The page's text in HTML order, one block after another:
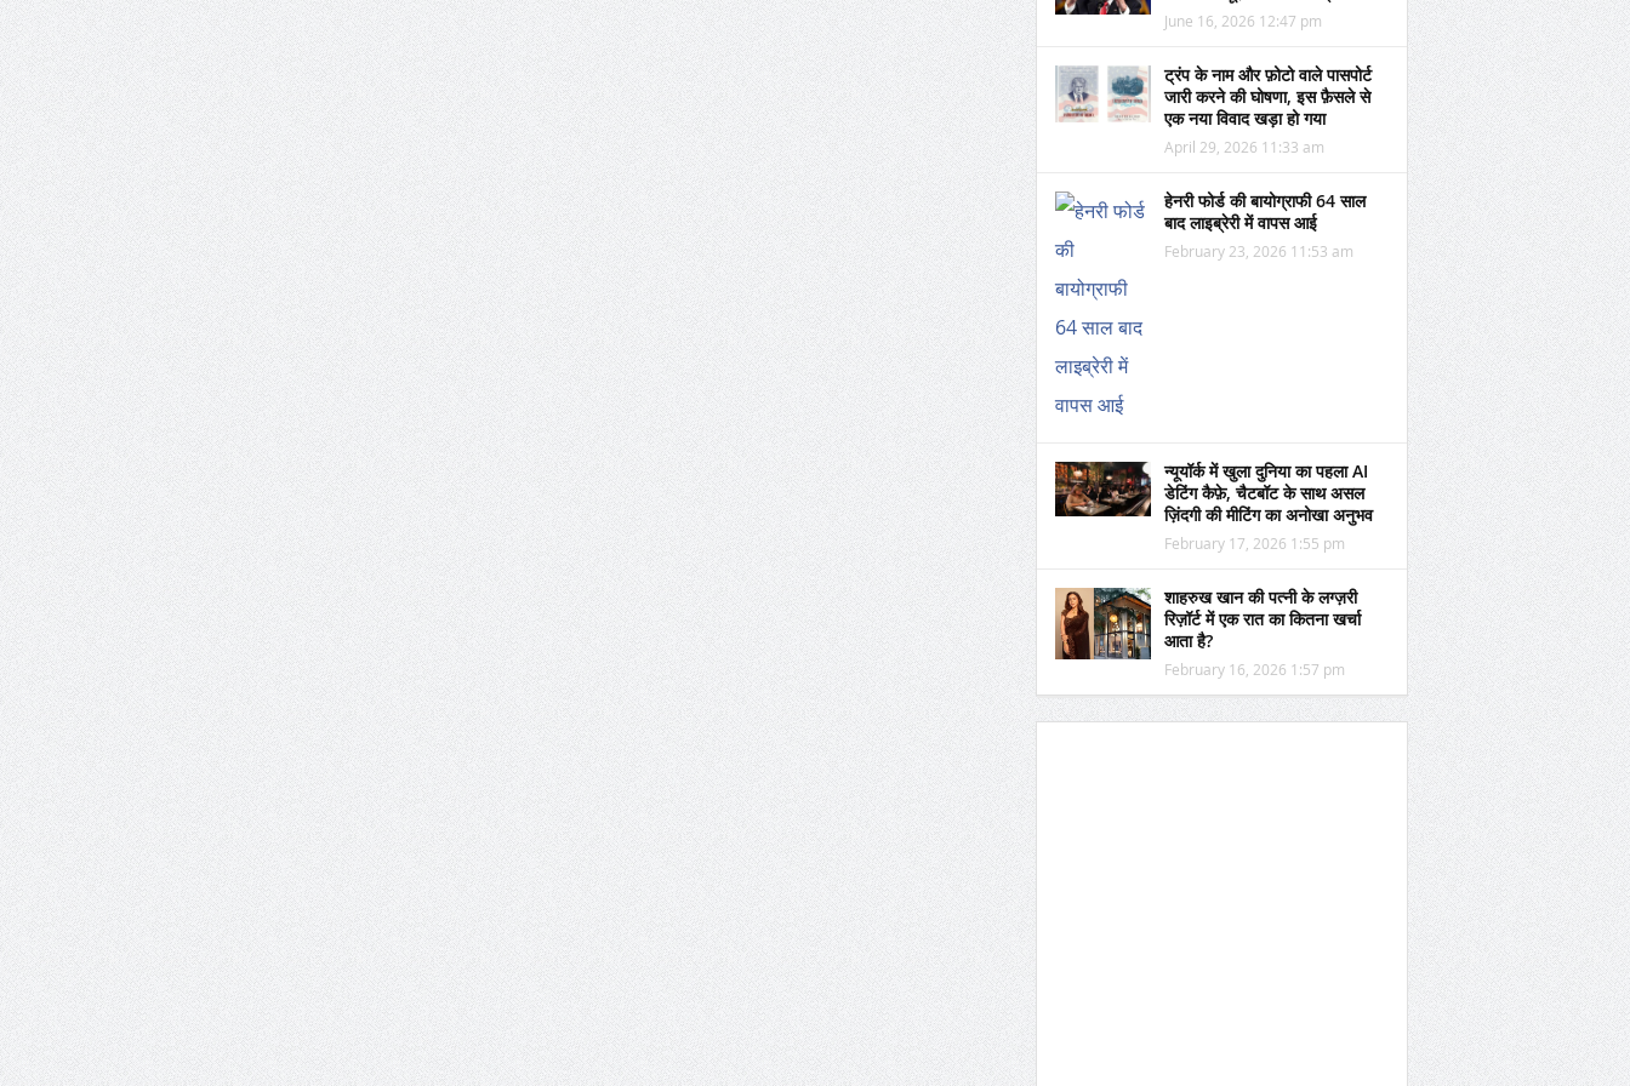
June 16, 2026 12:47 pm
ट्रंप के नाम और फ़ोटो वाले पासपोर्ट
जारी करने की घोषणा, इस फ़ैसले से
एक नया विवाद खड़ा हो गया
April 29, 2026 11:33 am
हेनरी फोर्ड की बायोग्राफी 64 साल
बाद लाइब्रेरी में वापस आई
February 23, 2026 11:53 am
न्यूयॉर्क में खुला दुनिया का पहला AI
डेटिंग कैफ़े, चैटबॉट के साथ असल
ज़िंदगी की मीटिंग का अनोखा अनुभव
February 17, 2026 1:55 pm
शाहरुख खान की पत्नी के लग्ज़री
रिज़ॉर्ट में एक रात का कितना खर्चा
आता है?
February 16, 2026 1:57 pm